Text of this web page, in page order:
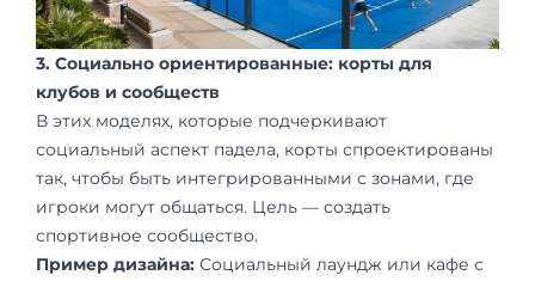
3. Социально ориентированные: корты для
клубов и сообществ
В этих моделях, которые подчеркивают
социальный аспект падела, корты спроектированы
так, чтобы быть интегрированными с зонами, где
игроки могут общаться. Цель — создать
спортивное сообщество.
Пример дизайна: Социальный лаундж или кафе с